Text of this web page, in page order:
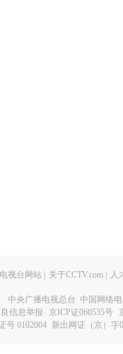
视台网站 关于CCTV.com 人
中央广播电视总台 中国网络
信息举报
京ICP证060535号
号 0102004 新出网证（京）